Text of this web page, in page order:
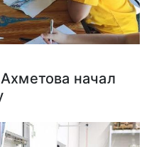
начал